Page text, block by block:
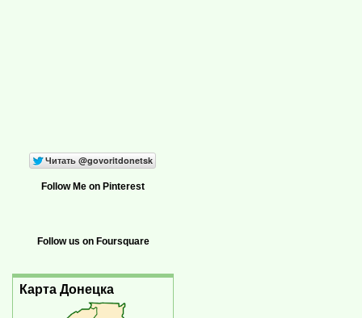
Follow Me on Pinterest
Follow us on Foursquare
Карта Донецка